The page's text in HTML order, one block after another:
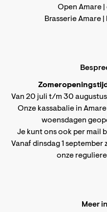
Open Amare |
Brasserie Amare |
Van 20 juli t/m 30
Onze kassabalie in
woensdagen
Je kunt ons ook per mail
Vanaf dinsdag 1
onze
Meer